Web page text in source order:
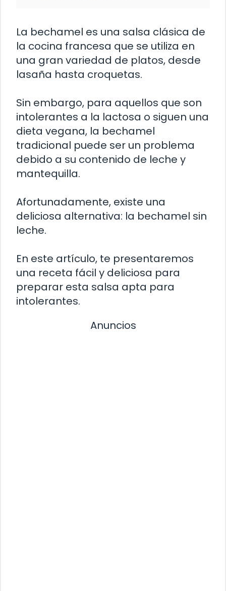
La bechamel es una salsa clásica de
la cocina francesa que se utiliza en
una gran variedad de platos, desde
lasaña hasta croquetas.
Sin embargo, para aquellos que son
intolerantes a la lactosa o siguen una
dieta vegana, la bechamel
tradicional puede ser un problema
debido a su contenido de leche y
mantequilla.
Afortunadamente, existe una
deliciosa alternativa: la bechamel sin
leche.
En este artículo, te presentaremos
una receta fácil y deliciosa para
preparar esta salsa apta para
intolerantes.
Anuncios